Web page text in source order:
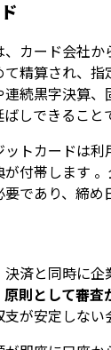
カード会社
精算され、
続黒字決算
しできるこ
ットカードは
付帯します
であり、締
済と同時に
原則として審査
が安定しな